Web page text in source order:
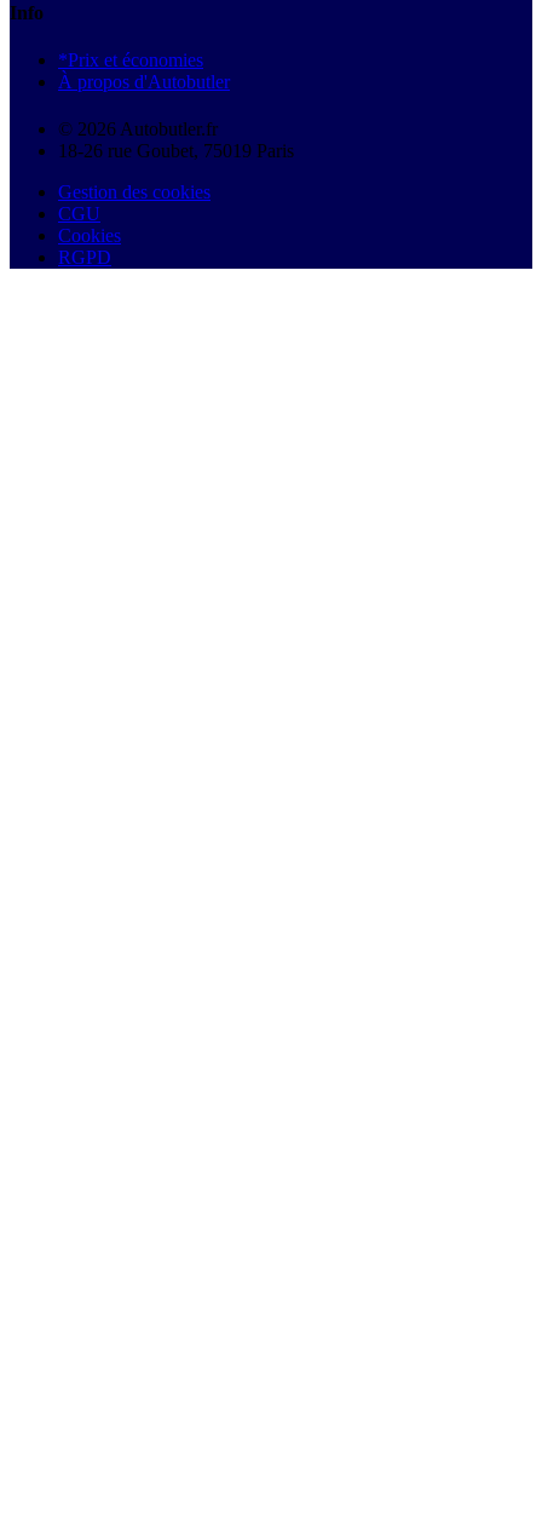
Info
*Prix et économies
À propos d'Autobutler
© 2026 Autobutler.fr
18-26 rue Goubet, 75019 Paris
Gestion des cookies
CGU
Cookies
RGPD